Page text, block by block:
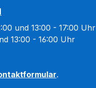
und 13:00 - 17:00 Uhr
13:00 - 16:00 Uhr
.